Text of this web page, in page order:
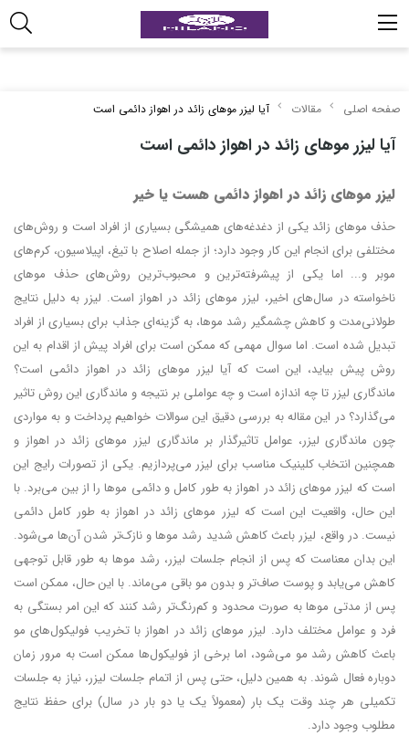
صفحه اصلی مقالات آیا لیزر موهای زائد در اهواز دائمی است
آیا لیزر موهای زائد در اهواز دائمی است
لیزر موهای زائد در اهواز دائمی هست یا خیر
حذف موهای زائد یکی از دغدغه‌های همیشگی بسیاری از افراد است و روش‌های
مختلفی برای انجام این کار وجود دارد؛ از جمله اصلاح با تیغ، اپیلاسیون، کرم‌های
موبر و... اما یکی از پیشرفته‌ترین و محبوب‌ترین روش‌های حذف موهای
ناخواسته در سال‌های اخیر، لیزر موهای زائد در اهواز است. لیزر به دلیل نتایج
طولانی‌مدت و کاهش چشمگیر رشد موها، به گزینه‌ای جذاب برای بسیاری از افراد
تبدیل شده است. اما سوال مهمی که ممکن است برای افراد پیش از اقدام به این
روش پیش بیاید، این است که آیا لیزر موهای زائد در اهواز دائمی است؟
ماندگاری لیزر تا چه اندازه است و چه عواملی بر نتیجه و ماندگاری این روش تاثیر
می‌گذارد؟ در این مقاله به بررسی دقیق این سوالات خواهیم پرداخت و به مواردی
چون ماندگاری لیزر، عوامل تاثیرگذار بر ماندگاری لیزر موهای زائد در اهواز و
همچنین انتخاب کلینیک مناسب برای لیزر می‌پردازیم. یکی از تصورات رایج این
است که لیزر موهای زائد در اهواز به طور کامل و دائمی موها را از بین می‌برد. با
این حال، واقعیت این است که لیزر موهای زائد در اهواز به طور کامل دائمی
نیست. در واقع، لیزر باعث کاهش شدید رشد موها و نازک‌تر شدن آن‌ها می‌شود.
این بدان معناست که پس از انجام جلسات لیزر، رشد موها به طور قابل توجهی
کاهش می‌یابد و پوست صاف‌تر و بدون مو باقی می‌ماند. با این حال، ممکن است
پس از مدتی موها به صورت محدود و کم‌رنگ‌تر رشد کنند که این امر بستگی به
فرد و عوامل مختلف دارد. لیزر موهای زائد در اهواز با تخریب فولیکول‌های مو
باعث کاهش رشد مو می‌شود، اما برخی از فولیکول‌ها ممکن است به مرور زمان
دوباره فعال شوند. به همین دلیل، حتی پس از اتمام جلسات لیزر، نیاز به جلسات
تکمیلی هر چند وقت یک بار (معمولاً یک یا دو بار در سال) برای حفظ نتایج
مطلوب وجود دارد.